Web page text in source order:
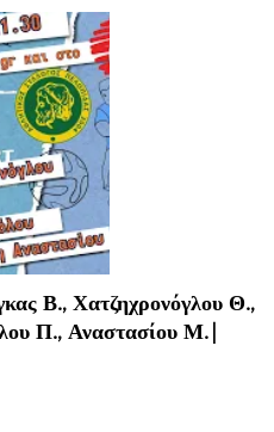
Β., Χατζηχρονόγλου Θ.,
Π., Αναστασίου Μ.|